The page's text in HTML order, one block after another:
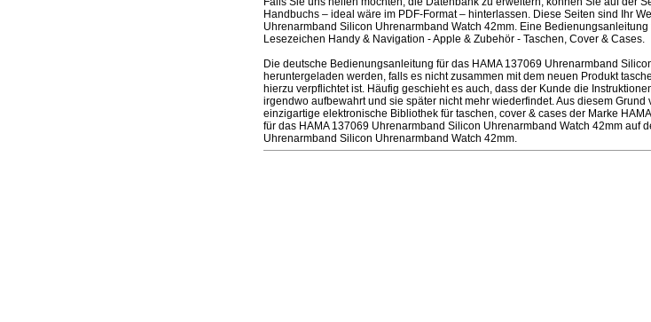
Handbuchs – ideal wäre im PDF-Format – hinterlassen. Diese Seiten sind Ihr
Uhrenarmband Silicon Uhrenarmband Watch 42mm. Eine
Lesezeichen Handy & Navigation - Apple & Zubehör - Taschen, Cover & Cases.
Die deutsche Bedienungsanleitung für das HAMA 137069 Uhrenarmband
heruntergeladen werden, falls es nicht zusammen mit dem neuen Produkt
hierzu verpflichtet ist. Häufig geschieht es auch, dass der Kunde die
irgendwo aufbewahrt und sie später nicht mehr wiederfindet. Aus diesem
einzigartige elektronische Bibliothek für taschen, cover & cases der Marke
für das HAMA 137069 Uhrenarmband Silicon Uhrenarmband Watch 42mm auf
Uhrenarmband Silicon Uhrenarmband Watch 42mm.